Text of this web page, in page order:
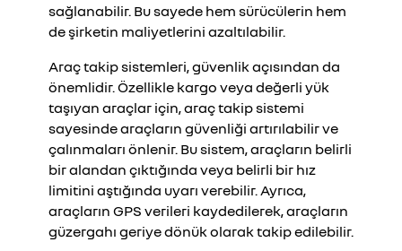
sağlanabilir. Bu sayede hem sürücülerin hem
de şirketin maliyetlerini azaltılabilir.
Araç takip sistemleri, güvenlik açısından da
önemlidir. Özellikle kargo veya değerli yük
taşıyan araçlar için, araç takip sistemi
sayesinde araçların güvenliği artırılabilir ve
çalınmaları önlenir. Bu sistem, araçların belirli
bir alandan çıktığında veya belirli bir hız
limitini aştığında uyarı verebilir. Ayrıca,
araçların GPS verileri kaydedilerek, araçların
güzergahı geriye dönük olarak takip edilebilir.